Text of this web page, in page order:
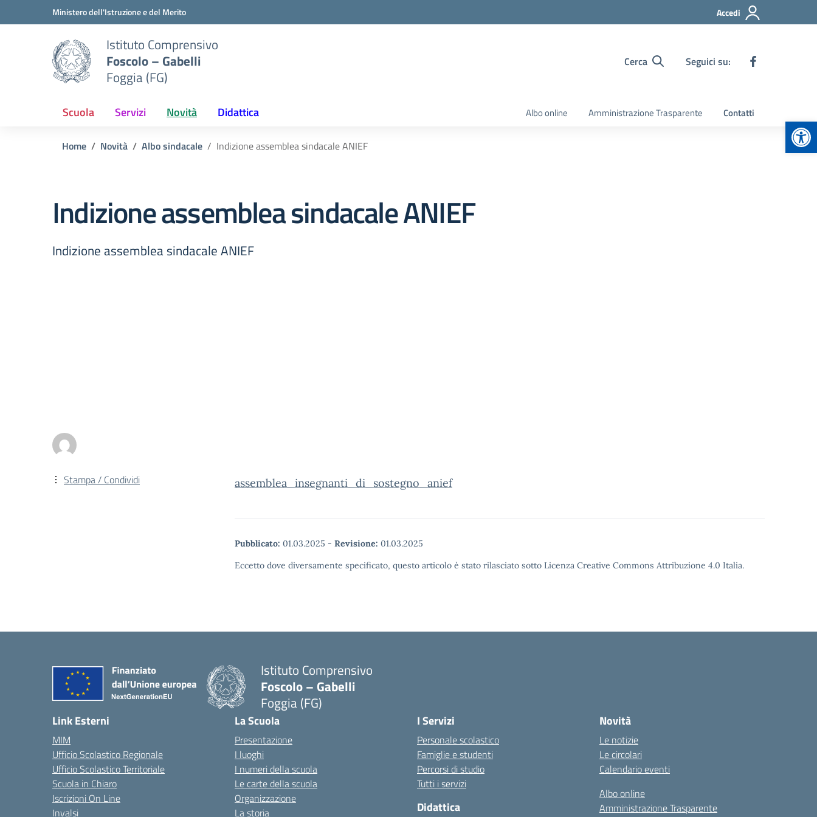
Vai ai contenuti
Vai al menu di navigazioneMinistero dell'Istruzione e del Merito Accedi
Istituto Comprensivo
Foscolo – Gabelli
Foggia (FG)
Cerca Seguici su:
Scuola Servizi Novità Didattica Albo online Amministrazione Trasparente Contatti
Home Novità Albo sindacale Indizione assemblea sindacale ANIEF
Indizione assemblea sindacale ANIEF
Indizione assemblea sindacale ANIEF
assemblea_insegnanti_di_sostegno_anief
Pubblicato: 01.03.2025 - Revisione: 01.03.2025
Eccetto dove diversamente specificato, questo articolo è stato rilasciato sotto Licenza Creative Commons Attribuzione 4.0 Italia.
Stampa / Condividi
Istituto Comprensivo
Foscolo – Gabelli
Foggia (FG)
— Visita la pagina iniziale della scuola
Link Esterni
MIM
Ufficio Scolastico Regionale
Ufficio Scolastico Territoriale
Scuola in Chiaro
Iscrizioni On Line
Invalsi
La Scuola
Presentazione
I luoghi
I numeri della scuola
Le carte della scuola
Organizzazione
La storia
I Servizi
Personale scolastico
Famiglie e studenti
Percorsi di studio
Tutti i servizi
Didattica
Novità
Le notizie
Le circolari
Calendario eventi
Albo online
Amministrazione Trasparente